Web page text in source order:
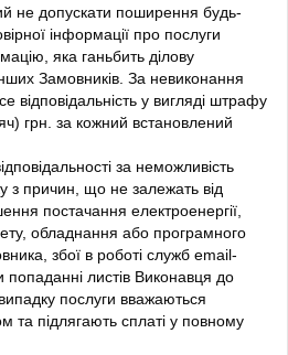
не допускати поширення будь-
інформації про послуги
яка ганьбить ділову
Замовників. За невиконання
відповідальність у вигляді штрафу
грн. за кожний встановлений
за неможливість
з причин, що не залежать від
постачання електроенергії,
обладнання або програмного
збої в роботі служб email-
попаданні листів Виконавця до
послуги вважаються
підлягають сплаті у повному